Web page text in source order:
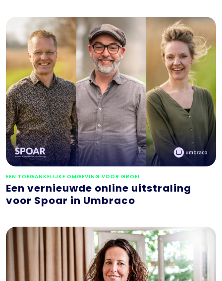
EEN TOEGANKELIJKE OMGEVING VOOR GROEI
Een vernieuwde online uitstraling
voor Spoar in Umbraco